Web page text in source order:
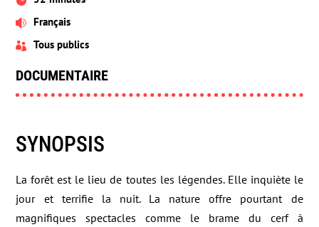
 Français
 Tous publics
DOCUMENTAIRE
SYNOPSIS
La forêt est le lieu de toutes les légendes. Elle inquiète le
jour et terrifie la nuit. La nature offre pourtant de
magnifiques spectacles comme le brame du cerf à